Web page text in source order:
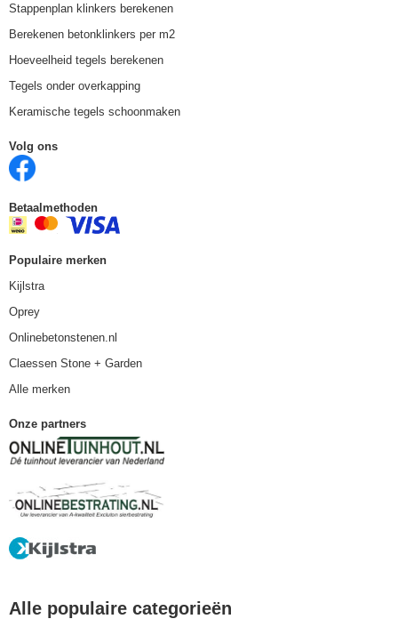
Stappenplan klinkers berekenen
Berekenen betonklinkers per m2
Hoeveelheid tegels berekenen
Tegels onder overkapping
Keramische tegels schoonmaken
Volg ons
Betaalmethoden
Populaire merken
Kijlstra
Oprey
Onlinebetonstenen.nl
Claessen Stone + Garden
Alle merken
Onze partners
Alle populaire categorieën